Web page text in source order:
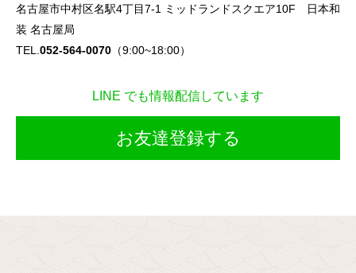
名古屋市中村区名駅4丁目7-1 ミッドランドスクエア10F 日本和
装 名古屋局
TEL. 052-564-0070 （9:00~18:00）
LINE でも情報配信しています
お友達登録する